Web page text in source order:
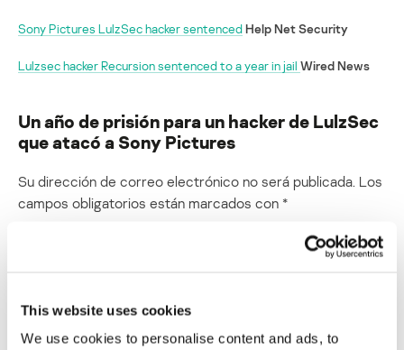
This website uses cookies
We use cookies to personalise content and ads, to
Sony Pictures LulzSec hacker sentencedHelp Net Security
Lulzsec hacker Recursion sentenced to a year in jail Wired News
Un año de prisión para un hacker de LulzSec
que atacó a Sony Pictures
Su dirección de correo electrónico no será publicada. Los
campos obligatorios están marcados con *
Nombre* Correo electrónico*